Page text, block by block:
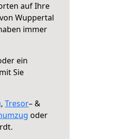
auf Ihre
von Wuppertal
immer
ein
Sie
, Tresor– &
oder